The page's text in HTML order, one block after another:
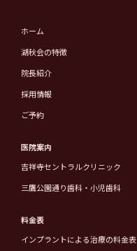
ホーム
湖秋会の特徴
院長紹介
採用情報
ご予約
医院案内
吉祥寺セントラルクリニック
三鷹公園通り歯科・小児歯科
料金表
インプラントによる治療の料金表